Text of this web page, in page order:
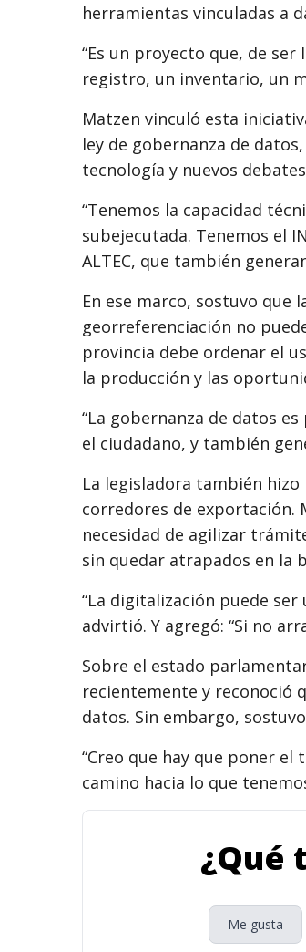
herramientas vinculadas a
“Es un proyecto que, de
registro, un inventario, un
Matzen vinculó esta
ley de gobernanza de
tecnología y nuevos
“Tenemos la capacidad
subejecutada. Tenemos el
ALTEC, que también
En ese marco, sostuvo
georreferenciación no
provincia debe ordenar el
la producción y las
“La gobernanza de datos
el ciudadano, y también
La legisladora también
corredores de exportación.
necesidad de agilizar
sin quedar atrapados en la
“La digitalización puede
advirtió. Y agregó: “Si no
Sobre el estado
recientemente y reconoció
datos. Sin embargo,
“Creo que hay que poner el
camino hacia lo que
¿Qué
Me gusta